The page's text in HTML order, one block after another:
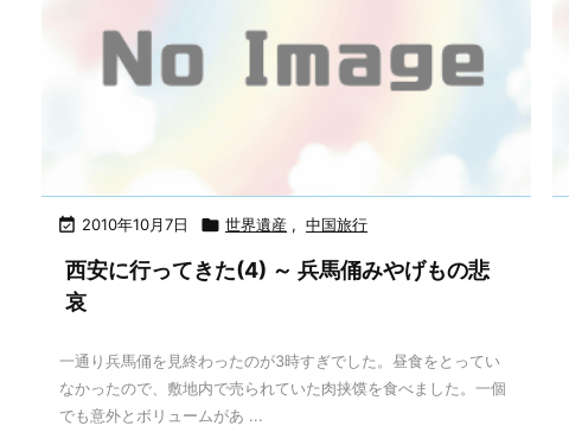
 2010年10月7日  世界遺産 , 中国旅行
西安に行ってきた(4) ～ 兵馬俑みやげもの悲
哀
一通り兵馬俑を見終わったのが3時すぎでした。昼食をとってい
なかったので、敷地内で売られていた肉挟馍を食べました。一個
でも意外とボリュームがあ ...